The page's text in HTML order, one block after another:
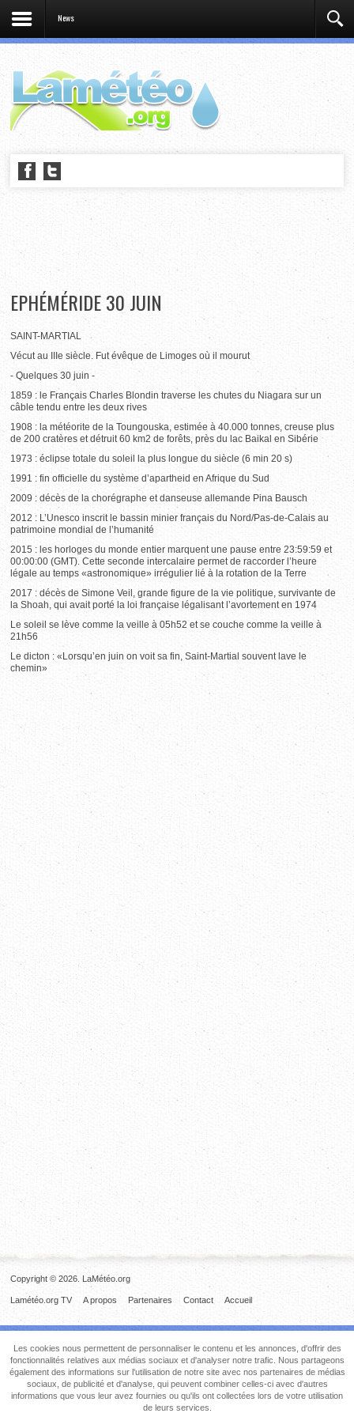
News
EPHÉMÉRIDE 30 JUIN
SAINT-MARTIAL
Vécut au IIIe siècle. Fut évêque de Limoges où il mourut
- Quelques 30 juin -
1859 : le Français Charles Blondin traverse les chutes du Niagara sur un
câble tendu entre les deux rives
1908 : la météorite de la Toungouska, estimée à 40.000 tonnes, creuse plus
de 200 cratères et détruit 60 km2 de forêts, près du lac Baikal en Sibérie
1973 : éclipse totale du soleil la plus longue du siècle (6 min 20 s)
1991 : fin officielle du système d’apartheid en Afrique du Sud
2009 : décès de la chorégraphe et danseuse allemande Pina Bausch
2012 : L’Unesco inscrit le bassin minier français du Nord/Pas-de-Calais au
patrimoine mondial de l’humanité
2015 : les horloges du monde entier marquent une pause entre 23:59:59 et
00:00:00 (GMT). Cette seconde intercalaire permet de raccorder l’heure
légale au temps «astronomique» irrégulier lié à la rotation de la Terre
2017 : décès de Simone Veil, grande figure de la vie politique, survivante de
la Shoah, qui avait porté la loi française légalisant l’avortement en 1974
Le soleil se lève comme la veille à 05h52 et se couche comme la veille à
21h56
Le dicton : «Lorsqu’en juin on voit sa fin, Saint-Martial souvent lave le
chemin»
Copyright © 2026. LaMétéo.org
Accueil
Contact
Partenaires
A propos
Lamétéo.org TV
Les cookies nous permettent de personnaliser le contenu et les annonces, d'offrir des
fonctionnalités relatives aux médias sociaux et d'analyser notre trafic. Nous partageons
également des informations sur l'utilisation de notre site avec nos partenaires de médias
sociaux, de publicité et d'analyse, qui peuvent combiner celles-ci avec d'autres
informations que vous leur avez fournies ou qu'ils ont collectées lors de votre utilisation
de leurs services.